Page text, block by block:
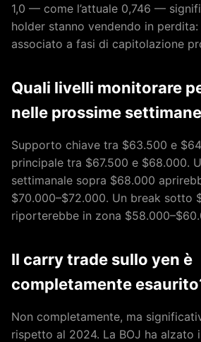
1,0 — come l’attuale 0,746 —
holder stanno vendendo in
associato a fasi di capitolazione
Quali livelli monitorare
nelle prossime
Supporto chiave tra $63.500 e
principale tra $67.500 e $68.000.
settimanale sopra $68.000
$70.000–$72.000. Un break sotto
riporterebbe in zona
Il carry trade sullo yen è
completamente
Non completamente, ma
rispetto al 2024. La BOJ ha